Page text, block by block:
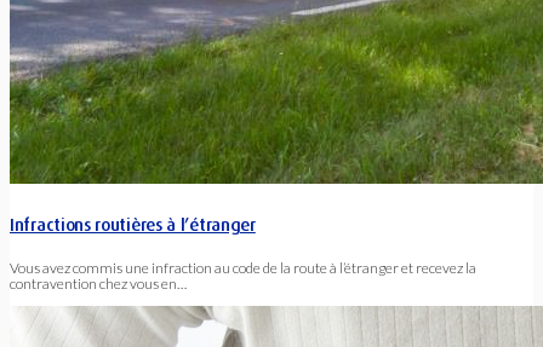
Infractions routières à l’étranger
Vous avez commis une infraction au code de la route à l’étranger et recevez la
contravention chez vous en…